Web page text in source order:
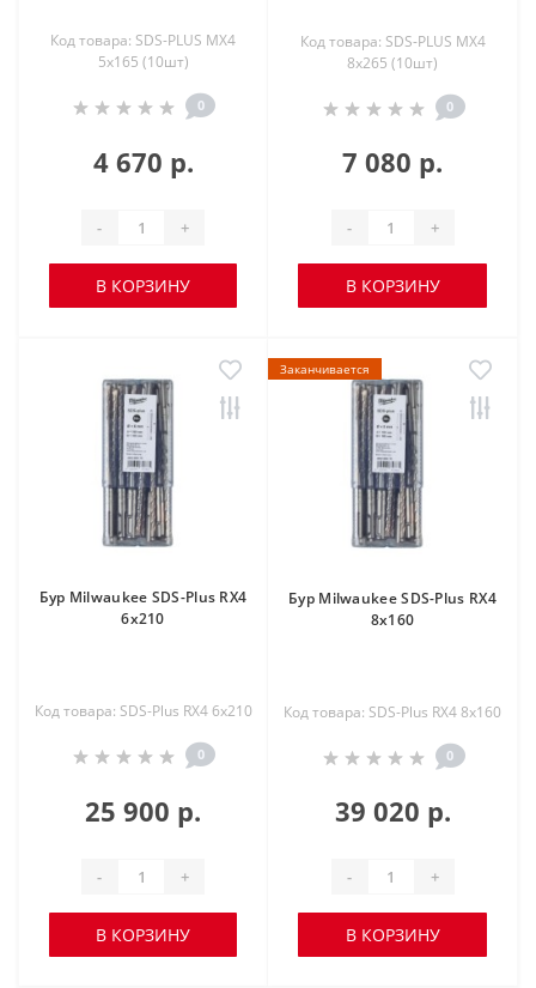
Код товара: SDS-PLUS MX4
5х165 (10шт)
0
4 670 р.
- +
В КОРЗИНУ
Код товара: SDS-PLUS MX4
8х265 (10шт)
0
7 080 р.
- +
В КОРЗИНУ
Бур Milwaukee SDS-Plus RX4
6x210
Код товара: SDS-Plus RX4 6x210
0
25 900 р.
- +
В КОРЗИНУ
Заканчивается
Бур Milwaukee SDS-Plus RX4
8x160
Код товара: SDS-Plus RX4 8x160
0
39 020 р.
- +
В КОРЗИНУ